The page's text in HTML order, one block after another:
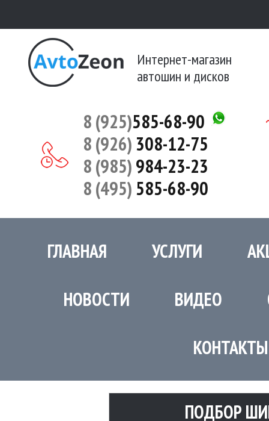
Интернет-магазин
автошин и дисков
8 (925)585-68-90
8 (926) 308-12-75
8 (985)984-23-23
8 (495)585-68-90
ГЛАВНАЯ УСЛУГИ
НОВОСТИ ВИДЕО
КОНТАКТЫ
ПОДБОР